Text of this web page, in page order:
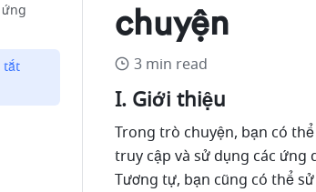
tắt
chuyện
3 min read
I. Giới thiệu
Trong trò chuyện, bạn có
truy cập và sử dụng các
Tương tự, bạn cũng có thể